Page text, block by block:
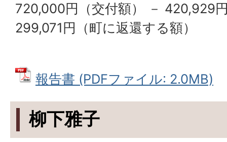
720,000円（交付額） － 420,929
299,071円（町に返還する額）
報告書 (PDFファイル: 2.0MB)
柳下雅子